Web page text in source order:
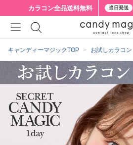
カラコン全品送料無料 当日発送
キャンディーマジックTOP お試しカラコン
クーポン詳細